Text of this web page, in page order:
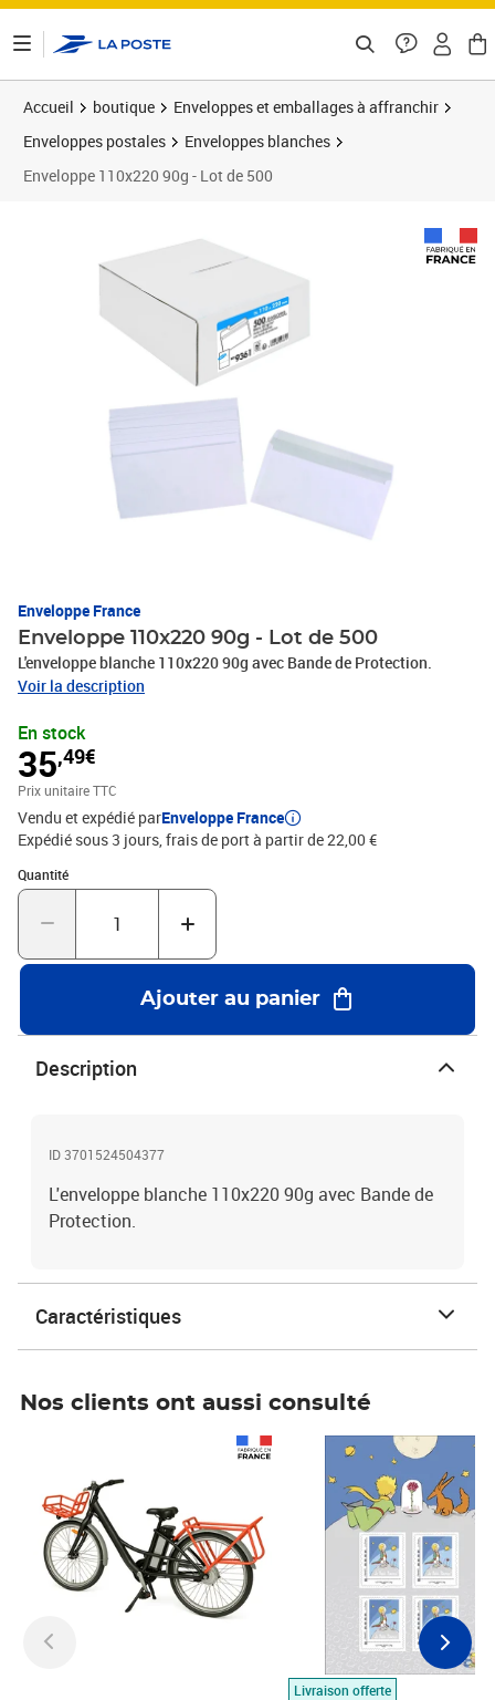
Accueil boutique
Enveloppes et emballages à affranchir
Enveloppes postales
Enveloppes blanches
Enveloppe 110x220 90g - Lot de 500
Enveloppe France
Enveloppe 110x220 90g - Lot de 500
L'enveloppe blanche 110x220 90g avec Bande de Protection.
Voir la description
En stock
35,49€
Prix unitaire TTC
Vendu et expédié parEnveloppe France
Expédié sous 3 jours, frais de port à partir de 22,00 €
Quantité
Quantité : 1
Ajouter au panier
Description
ID 3701524504377
L'enveloppe blanche 110x220 90g avec Bande de
Protection.
Caractéristiques
Nos clients ont aussi consulté
Livraison offerte
Prix 7,50€